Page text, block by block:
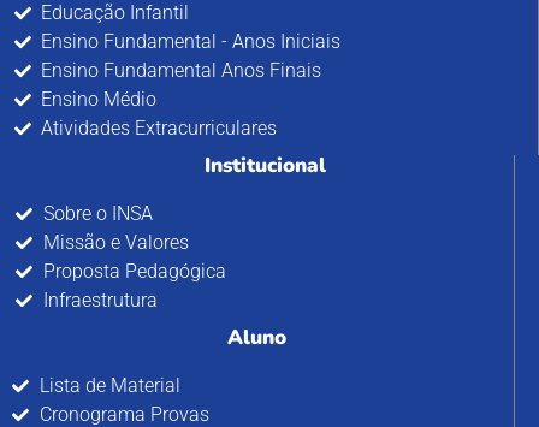
Educação Infantil
Ensino Fundamental - Anos Iniciais
Ensino Fundamental Anos Finais
Ensino Médio
Atividades Extracurriculares
Institucional
Sobre o INSA
Missão e Valores
Proposta Pedagógica
Infraestrutura
Aluno
Lista de Material
Cronograma Provas